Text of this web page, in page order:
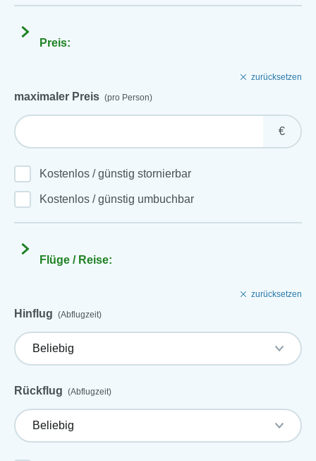
Preis:
zurücksetzen
maximaler Preis (pro Person)
€
Kostenlos / günstig stornierbar
Kostenlos / günstig umbuchbar
Flüge / Reise:
zurücksetzen
Hinflug (Abflugzeit)
Rückflug (Abflugzeit)